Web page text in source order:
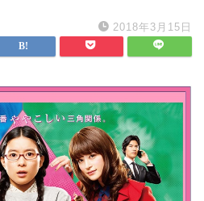
2018年3月15日